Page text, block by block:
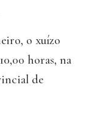
o xuízo
horas, na
de